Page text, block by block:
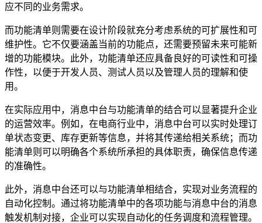
应不同的业务需求。
而功能清单则需要在设计阶段就充分考虑系统的可扩展性和可
维护性。它不仅要涵盖当前的功能点，还需要预留未来可能新
增的功能模块。此外，功能清单还应具备良好的可读性和可操
作性，以便于开发人员、测试人员以及管理人员的理解和使
用。
在实际应用中，消息中台与功能清单的结合可以显著提升企业
的运营效率。例如，在电商行业中，消息中台可以实时处理订
单状态变更、库存更新等信息，并将其传递给相关系统；而功
能清单则可以明确各个系统所承担的具体职责，确保信息传递
的准确性。
此外，消息中台还可以与功能清单相结合，实现对业务流程的
自动化控制。通过将功能清单中的各项功能与消息中台的消息
触发机制对接，企业可以实现自动化的任务调度和流程管理。